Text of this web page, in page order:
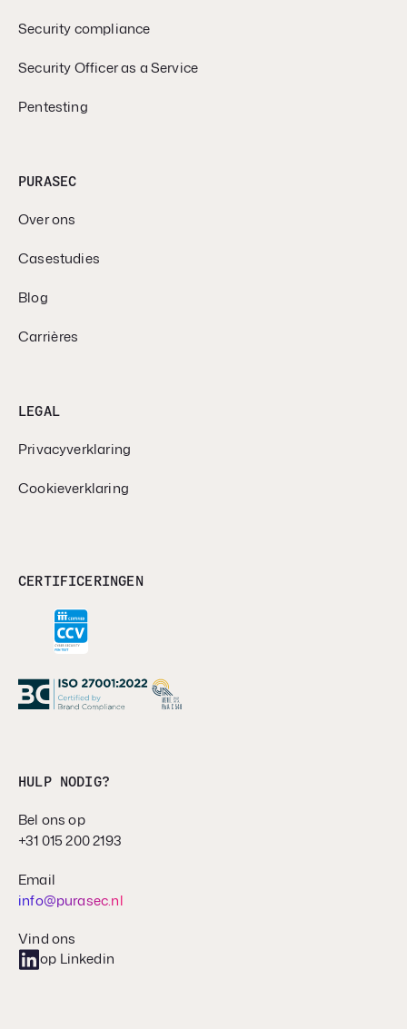
Security compliance
Security Officer as a Service
Pentesting
PURASEC
Over ons
Casestudies
Blog
Carrières
LEGAL
Privacyverklaring
Cookieverklaring
CERTIFICERINGEN
HULP NODIG?
Bel ons op
+31 015 200 2193
Email
info@purasec.nl
Vind ons
op Linkedin